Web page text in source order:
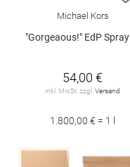
Michael Kors
"Gorgeaous!" EdP Spray 30 ml
54,00 €
inkl. MwSt. zzgl.Versand
1.800,00 € = 1 l